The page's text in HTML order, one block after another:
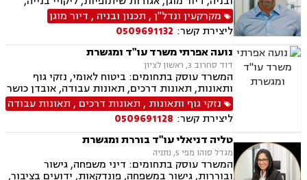
מושבים וקיבוצים, פינוי בינוי, קבוצות רכישה,
עסקאות מכר דירה, פינוי מושכר, הפקעת קרקעות,
מגרשים לבניה, דיירות מוגנת, נחלות ומשקים
במושבים, רשות מקרקעי ישראל, צווי הריסה, רישום
קבלנים, בתים משותפים, נדל"ן ביהודה ושומרון,
ייפוי כוח מתמשך, ירושות וצואות
מקרקעין ונדל"ן, תכנון ובניה , דיור מוגן
ליצירת קשר: 0509691132
נועה אפרתי משרד עו"ד ומגשרת
דוד סחרוב 3, ראשון לציון
המשרד עוסק בתחומים: ביטוח לאומי, נזקי גוף
ותאונות, תאונות דרכים, תאונות עבודה, אובדן כושר
עבודה, תאונות תלמידים, תאונות עקב רשלנות,
רשלנות רפואית, רשלנות רפואית- הריון ולידה,
רשלנות רפואית - רפואת שיניים, צבא ומשרד
הבטחון, נכי צה"ל, משפט צבאי.
נזקי גוף ותאונות , תאונות דרכים , תאונות עבודה
ליצירת קשר: 0509691128
טליה דניאלי עו"ד בוררת ומגשרת
מגדל סוהו מפי 5, נתניה
המשרד עוסק בתחומים: דיני משפחה, גישור
ובוררות, גישור במשפחה, פונדקאות, ידועים בציבור,